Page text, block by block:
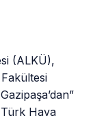
(ALKÜ),
Hava